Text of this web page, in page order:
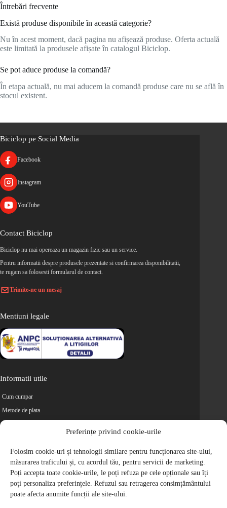
Preferințe privind cookie-urile
Folosim cookie-uri și tehnologii similare pentru funcționarea site-ului,
măsurarea traficului și, cu acordul tău, pentru servicii de marketing.
Poți accepta toate cookie-urile, le poți refuza pe cele opționale sau îți
poți personaliza preferințele. Refuzul sau retragerea consimțământului
poate afecta anumite funcții ale site-ului.
Întrebări frecvente
Există produse disponibile în această categorie?
Nu în acest moment, dacă pagina nu afișează produse. Oferta actuală
este limitată la produsele afișate în catalogul Biciclop.
Se pot aduce produse la comandă?
În etapa actuală, nu mai aducem la comandă produse care nu se află în
stocul existent.
Biciclop pe Social Media
Facebook
Instagram
YouTube
Contact Biciclop
Biciclop nu mai opereaza un magazin fizic sau un service.
Pentru informatii despre produsele prezentate si confirmarea disponibilitatii,
te rugam sa folosesti formularul de contact.
Trimite-ne un mesaj
Mentiuni legale
Informatii utile
Cum cumpar
Metode de plata
Retur
Cariere
Politica de Confidentialitate
Politica de cookie-uri